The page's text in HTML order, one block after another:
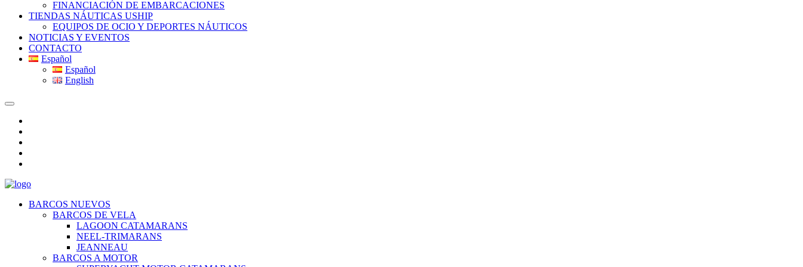
FINANCIACIÓN DE EMBARCACIONES
TIENDAS NÁUTICAS USHIP
EQUIPOS DE OCIO Y DEPORTES NÁUTICOS
NOTICIAS Y EVENTOS
CONTACTO
Español
Español
English
BARCOS NUEVOS
BARCOS DE VELA
LAGOON CATAMARANS
NEEL-TRIMARANS
JEANNEAU
BARCOS A MOTOR